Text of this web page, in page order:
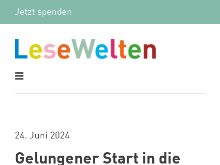
Zum
Jetzt spenden
Toggle
Vor Ort
24. Juni 2024
Gelungener Start in die